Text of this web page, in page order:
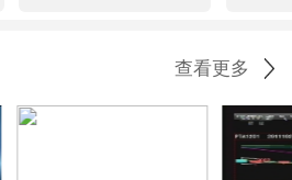
查看更多